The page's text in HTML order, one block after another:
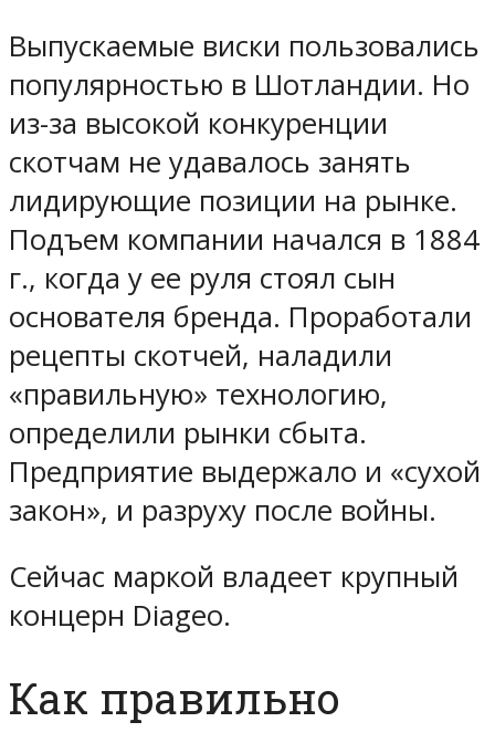
Выпускаемые виски пользовались
популярностью в Шотландии. Но
из-за высокой конкуренции
скотчам не удавалось занять
лидирующие позиции на рынке.
Подъем компании начался в 1884
г., когда у ее руля стоял сын
основателя бренда. Проработали
рецепты скотчей, наладили
«правильную» технологию,
определили рынки сбыта.
Предприятие выдержало и «сухой
закон», и разруху после войны.
Сейчас маркой владеет крупный
концерн Diageo.
Как правильно